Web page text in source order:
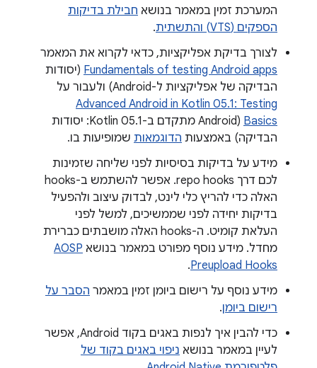
המערכת זמין במאמר בנושא חבילת בדיקות
הספקים (VTS) והתשתית
.
לצורך בדיקת אפליקציות, כדאי לקרוא את המאמר
Fundamentals of testing Android apps (יסודות
הבדיקה של אפליקציות ל-Android) ולעבור על
Advanced Android in Kotlin 05.1: Testing
Basics
(‫Android מתקדם ב-Kotlin 05.1: יסודות
הבדיקה) באמצעות הדוגמאות שמופיעות בו.
מידע על בדיקות בסיסיות לפני שליחה שזמינות
לכם דרך repo hooks. אפשר להשתמש ב-hooks
האלה כדי להריץ כלי לינט, לבדוק עיצוב ולהפעיל
בדיקות יחידה לפני שממשיכים, למשל לפני
העלאת קומיט. ה-hooks האלה מושבתים כברירת
מחדל. מידע נוסף מפורט במאמר בנושא AOSP
Preupload Hooks
.
מידע נוסף על רישום ביומן זמין במאמר הסבר על
רישום ביומן.
כדי להבין איך לנפות באגים בקוד Android, אפשר
לעיין במאמר בנושא ניפוי באגים בקוד של